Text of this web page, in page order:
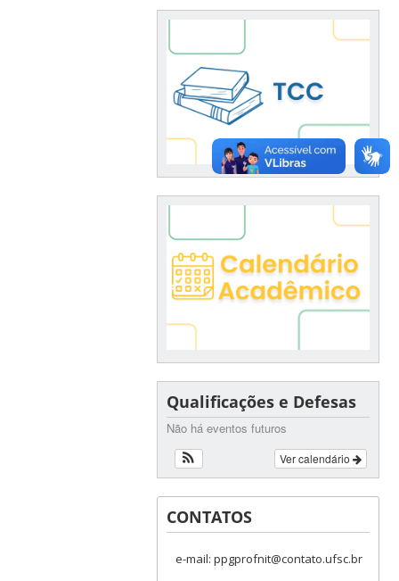
Qualificações e Defesas
Não há eventos futuros
Ver calendário
CONTATOS
e-mail: ppgprofnit@contato.ufsc.br